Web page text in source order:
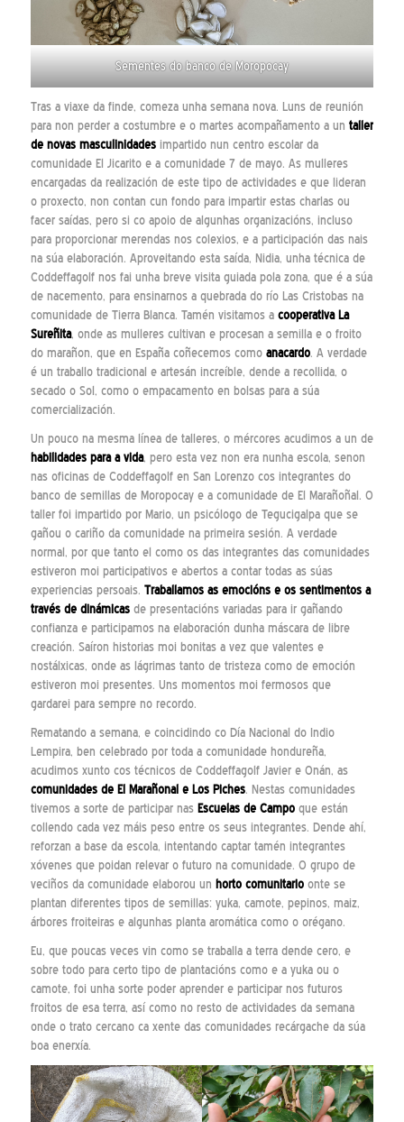
Sementes do banco de Moropocay
Tras a viaxe da finde, comeza unha semana nova. Luns de reunión
para non perder a costumbre e o martes acompañamento a un taller
de novas masculinidadesimpartido nun centro escolar da
comunidade El Jicarito e a comunidade 7 de mayo. As mulleres
encargadas da realización de este tipo de actividades e que lideran
o proxecto, non contan cun fondo para impartir estas charlas ou
facer saídas, pero si co apoio de algunhas organizacións, incluso
para proporcionar merendas nos colexios, e a participación das nais
na súa elaboración. Aproveitando esta saída, Nidia, unha técnica de
Coddeffagolf nos fai unha breve visita guiada pola zona, que é a súa
de nacemento, para ensinarnos a quebrada do río Las Cristobas na
comunidade de Tierra Blanca. Tamén visitamos a cooperativa La
Sureñita, onde as mulleres cultivan e procesan a semilla e o froito
do marañon, que en España coñecemos como anacardo. A verdade
é un traballo tradicional e artesán increíble, dende a recollida, o
secado o Sol, como o empacamento en bolsas para a súa
comercialización.
Un pouco na mesma línea de talleres, o mércores acudimos a un de
habilidades para a vida, pero esta vez non era nunha escola, senon
nas oficinas de Coddeffagolf en San Lorenzo cos integrantes do
banco de semillas de Moropocay e a comunidade de El Marañoñal. O
taller foi impartido por Mario, un psicólogo de Tegucigalpa que se
gañou o cariño da comunidade na primeira sesión. A verdade
normal, por que tanto el como os das integrantes das comunidades
estiveron moi participativos e abertos a contar todas as súas
experiencias persoais. Traballamos as emocións e os sentimentos a
través de dinámicasde presentacións variadas para ir gañando
confianza e participamos na elaboración dunha máscara de libre
creación. Saíron historias moi bonitas a vez que valentes e
nostálxicas, onde as lágrimas tanto de tristeza como de emoción
estiveron moi presentes. Uns momentos moi fermosos que
gardarei para sempre no recordo.
Rematando a semana, e coincidindo co Día Nacional do Indio
Lempira, ben celebrado por toda a comunidade hondureña,
acudimos xunto cos técnicos de Coddeffagolf Javier e Onán, as
comunidades de El Marañonal e Los Piches. Nestas comunidades
tivemos a sorte de participar nas Escuelas de Campoque están
collendo cada vez máis peso entre os seus integrantes. Dende ahí,
reforzan a base da escola, intentando captar tamén integrantes
xóvenes que poidan relevar o futuro na comunidade. O grupo de
veciños da comunidade elaborou un horto comunitarioonte se
plantan diferentes tipos de semillas: yuka, camote, pepinos, maiz,
árbores froiteiras e algunhas planta aromática como o orégano.
Eu, que poucas veces vin como se traballa a terra dende cero, e
sobre todo para certo tipo de plantacións como e a yuka ou o
camote, foi unha sorte poder aprender e participar nos futuros
froitos de esa terra, así como no resto de actividades da semana
onde o trato cercano ca xente das comunidades recárgache da súa
boa enerxía.